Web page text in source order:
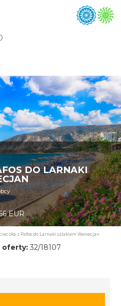
DO LARNAKI
EUR
z Pafos do Larnaki szlakiem Wenecjan
oferty:32/18107